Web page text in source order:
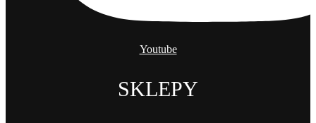
Youtube
SKLEPY